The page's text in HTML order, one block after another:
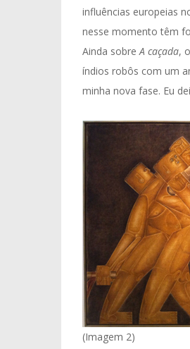
influências europeias
nesse momento têm
Ainda sobreA caçada,
índios robôs com um
minha nova fase. Eu
(Imagem 2)